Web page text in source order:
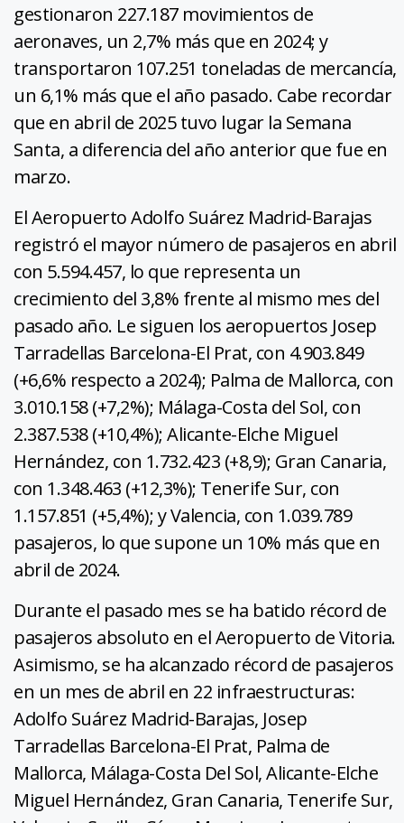
gestionaron 227.187 movimientos de
aeronaves, un 2,7% más que en 2024; y
transportaron 107.251 toneladas de mercancía,
un 6,1% más que el año pasado. Cabe recordar
que en abril de 2025 tuvo lugar la Semana
Santa, a diferencia del año anterior que fue en
marzo.
El Aeropuerto Adolfo Suárez Madrid-Barajas
registró el mayor número de pasajeros en abril
con 5.594.457, lo que representa un
crecimiento del 3,8% frente al mismo mes del
pasado año. Le siguen los aeropuertos Josep
Tarradellas Barcelona-El Prat, con 4.903.849
(+6,6% respecto a 2024); Palma de Mallorca, con
3.010.158 (+7,2%); Málaga-Costa del Sol, con
2.387.538 (+10,4%); Alicante-Elche Miguel
Hernández, con 1.732.423 (+8,9); Gran Canaria,
con 1.348.463 (+12,3%); Tenerife Sur, con
1.157.851 (+5,4%); y Valencia, con 1.039.789
pasajeros, lo que supone un 10% más que en
abril de 2024.
Durante el pasado mes se ha batido récord de
pasajeros absoluto en el Aeropuerto de Vitoria.
Asimismo, se ha alcanzado récord de pasajeros
en un mes de abril en 22 infraestructuras:
Adolfo Suárez Madrid-Barajas, Josep
Tarradellas Barcelona-El Prat, Palma de
Mallorca, Málaga-Costa Del Sol, Alicante-Elche
Miguel Hernández, Gran Canaria, Tenerife Sur,